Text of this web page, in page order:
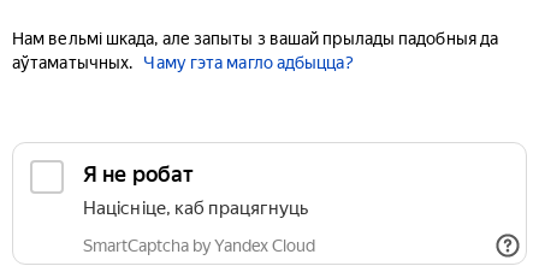
Нам вельмі шкада, але запыты з вашай прылады падобныя да
аўтаматычных.
Чаму гэта магло адбыцца?
Я не робат
Націсніце, каб працягнуць
SmartCaptcha by Yandex Cloud